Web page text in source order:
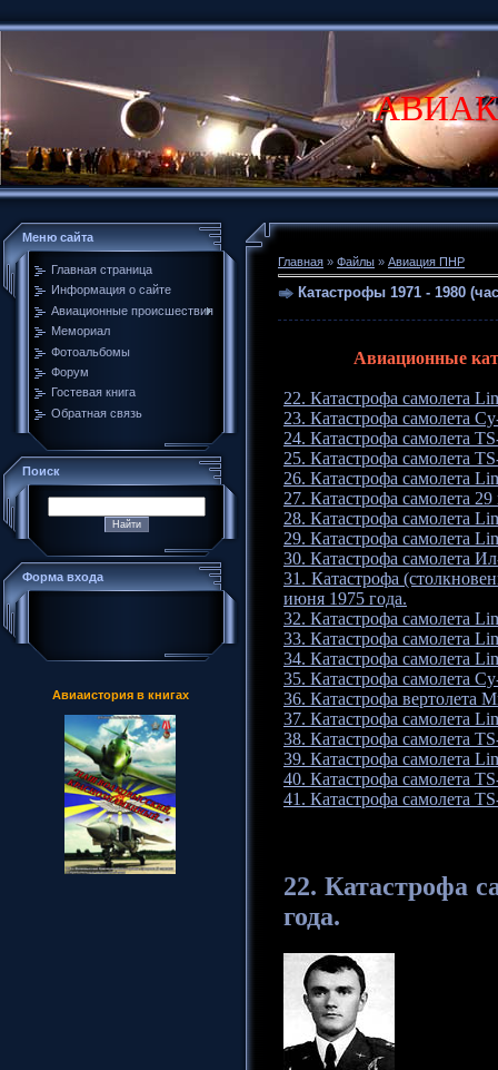
Меню сайта
Главная страница
Информация о сайте
Авиационные происшествия
Мемориал
Фотоальбомы
Форум
Гостевая книга
Обратная связь
Поиск
Форма входа
Авиаистория в книгах
Главная » Файлы » Авиация ПНР
Катастрофы 1971 - 1980
Авиационные
22. Катастрофа самолета
23. Катастрофа самолета
24. Катастрофа самолета
25. Катастрофа самолета
26. Катастрофа самолета
27. Катастрофа самолета
28. Катастрофа самолета
29. Катастрофа самолета
30. Катастрофа самолета
31. Катастрофа
июня 1975 года.
32. Катастрофа самолета
33. Катастрофа самолета
34. Катастрофа самолета
35. Катастрофа самолета
36. Катастрофа вертолета
37. Катастрофа самолета
38. Катастрофа самолета
39. Катастрофа самолета
40. Катастрофа самолета
41. Катастрофа самолета
22. Катастрофа
года.